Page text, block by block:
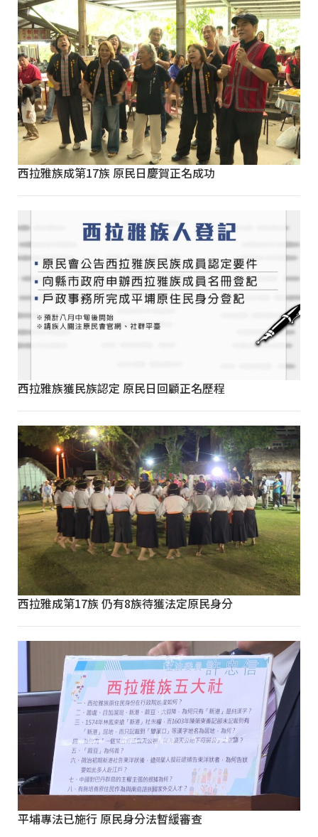
西拉雅族成第17族 原民日慶賀正名成功
西拉雅族獲民族認定 原民日回顧正名歷程
西拉雅成第17族 仍有8族待獲法定原民身分
平埔專法已施行 原民身分法暫緩審查